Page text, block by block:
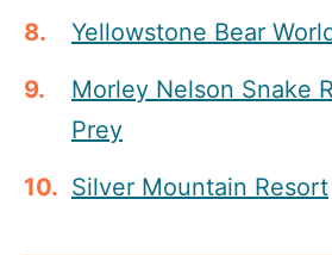
Yellowstone Bear
Morley Nelson Snake
Prey
Silver Mountain Resort